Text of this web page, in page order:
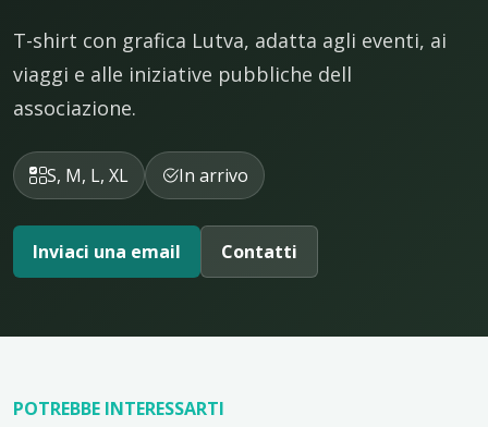
T-shirt con grafica Lutva, adatta agli eventi, ai
viaggi e alle iniziative pubbliche dell
associazione.
S, M, L, XL In arrivo
Inviaci una email Contatti
POTREBBE INTERESSARTI